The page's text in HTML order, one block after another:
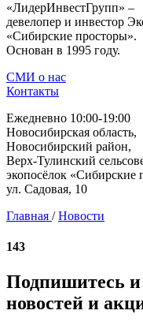
«ЛидерИнвестГрупп» –
девелопер и инвестор
«Сибирские просторы».
Основан в 1995 году.
СМИ о нас
Контакты
Ежедневно 10:00-19:00
Новосибирская область,
Новосибирский район,
Верх-Тулинский
экопосёлок «Сибирские
ул. Садовая, 10
Главная / Новости
143
Подпишитесь и
новостей и